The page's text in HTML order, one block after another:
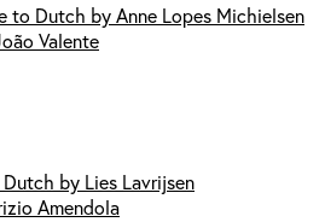
to Dutch by Anne Lopes Michielsen
Valente
by Lies Lavrijsen
Amendola